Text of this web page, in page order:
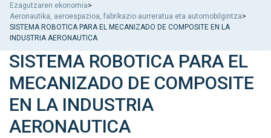
Ezagutzaren ekonomia>
Aeronautika, aeroespazioa, fabrikazio aurreratua eta automobilgintza>
SISTEMA ROBOTICA PARA EL MECANIZADO DE COMPOSITE EN LA
INDUSTRIA AERONAUTICA
SISTEMA ROBOTICA PARA EL
MECANIZADO DE COMPOSITE
EN LA INDUSTRIA
AERONAUTICA